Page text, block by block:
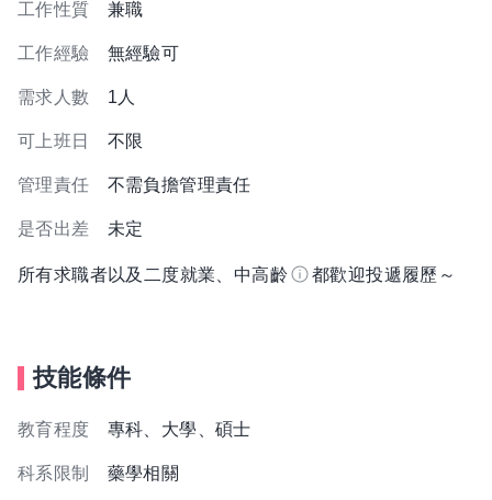
工作性質 兼職
工作經驗 無經驗可
需求人數 1人
可上班日 不限
管理責任 不需負擔管理責任
是否出差 未定
所有求職者以及二度就業、中高齡 都歡迎投遞履歷～
技能條件
教育程度 專科、大學、碩士
科系限制 藥學相關